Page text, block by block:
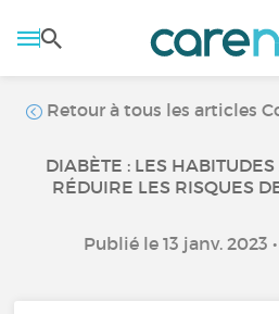
Retour à tous les articles
DIABÈTE : LES
RÉDUIRE LES RISQUES
Publié le 13 janv. 2023